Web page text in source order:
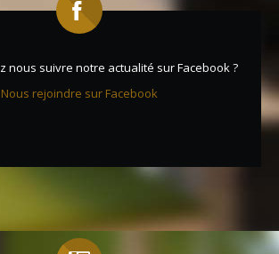
nous suivre notre actualité sur Facebook ?
Nous rejoindre sur Facebook